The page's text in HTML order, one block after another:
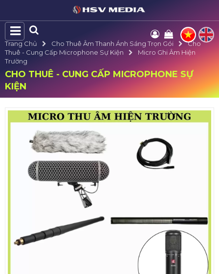
Trang Chủ Cho Thuê Âm Thanh Ánh Sáng Trọn Gói
Cho
Thuê - Cung Cấp Microphone Sự Kiện
Micro Ghi Âm Hiện
Trường
CHO THUÊ - CUNG CẤP MICROPHONE SỰ
KIỆN